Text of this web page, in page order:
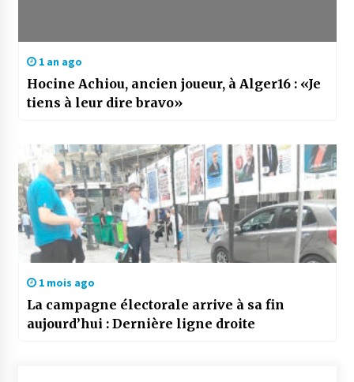
1 an ago
Hocine Achiou, ancien joueur, à Alger16 : «Je
tiens à leur dire bravo»
1 mois ago
La campagne électorale arrive à sa fin
aujourd’hui : Dernière ligne droite